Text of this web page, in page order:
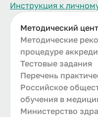
Инструкция к
Методический
Методические
процедуре
Тестовые задания
Перечень
Российское
обучения в
Министерство